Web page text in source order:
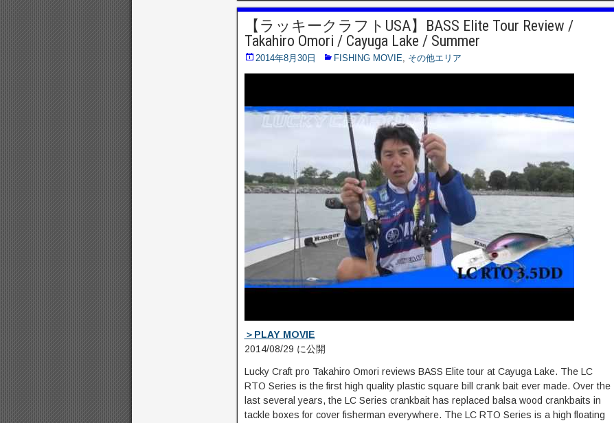
o
o
k
で
共
有
(
新
し
ン
ド
で
)
て
T
w
i
t
t
e
r
で
新
し
ウ
ウ
で
開
き
ま
す
て
G
o
g
l
e
+
で
新
し
ウ
で
開
き
ま
【ラッキークラフトUSA】BASS Elite Tour Review /
Takahiro Omori / Cayuga Lake / Summer
2014年8月30日 FISHING MOVIE その他エリア
＞PLAY MOVIE
2014/08/29 に公開
Lucky Craft pro Takahiro Omori reviews BASS Elite tour at Cayuga Lake. The LC
RTO Series is the first high quality plastic square bill crank bait ever made. Over the
last several years, the LC Series crankbait has replaced balsa wood crankbaits in
tackle boxes for cover fisherman everywhere. The LC RTO Series is a high floating